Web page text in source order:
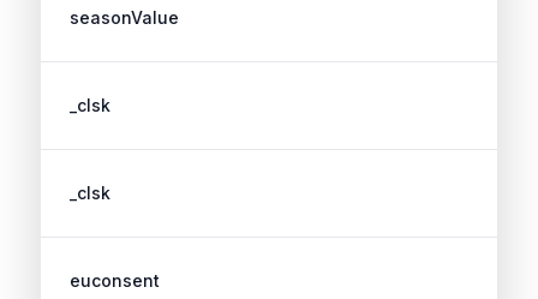
seasonValue
_clsk
_clsk
euconsent